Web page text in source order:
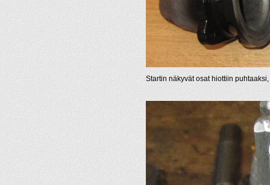
Startin näkyvät osat hiottiin